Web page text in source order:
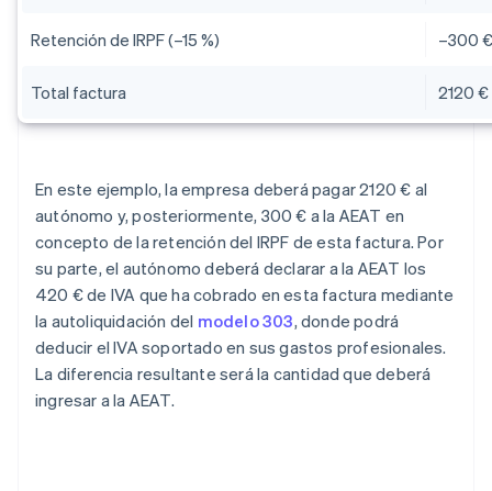
Retención de IRPF (–15 %) –300
Total factura 2120 €
En este ejemplo, la empresa deberá pagar 2120 € al
autónomo y, posteriormente, 300 € a la AEAT en
concepto de la retención del IRPF de esta factura. Por
su parte, el autónomo deberá declarar a la AEAT los
420 € de IVA que ha cobrado en esta factura mediante
la autoliquidación del modelo 303, donde podrá
deducir el IVA soportado en sus gastos profesionales.
La diferencia resultante será la cantidad que deberá
ingresar a la AEAT.